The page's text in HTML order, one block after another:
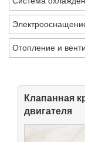
Отопление и
Клапанная
двигателя